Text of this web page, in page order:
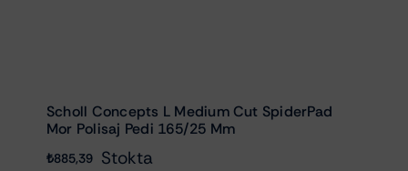
Scholl Concepts L Medium Cut SpiderPad
Mor Polisaj Pedi 165/25 Mm
₺885,39 Stokta